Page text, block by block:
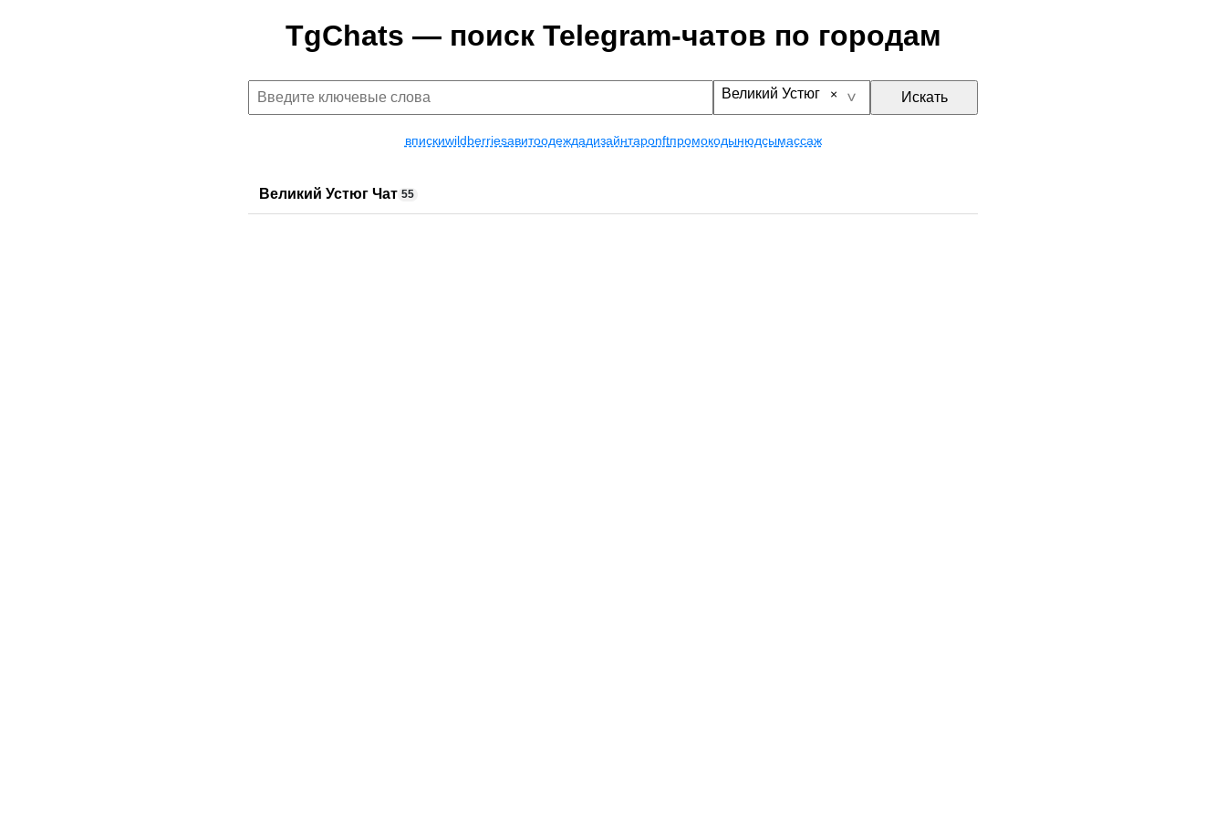
TgChats — поиск Telegram-чатов по городам
Великий Устюг Искать
впискиwildberriesавитоодеждадизайнтароnftпромокодынюдсымассаж
Великий Устюг Чат 55